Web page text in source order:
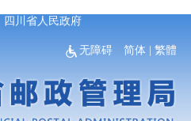
四川省人民政府
无障碍 简体 |繁體